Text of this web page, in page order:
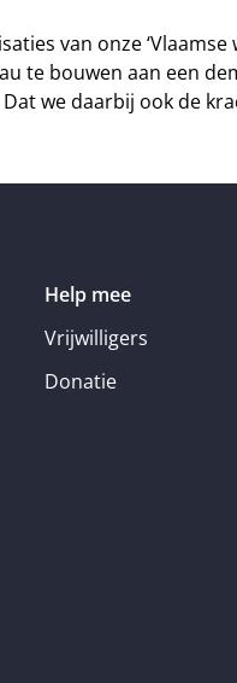
van onze
te bouwen aan een
we daarbij ook de
Help mee
Vrijwilligers
Donatie